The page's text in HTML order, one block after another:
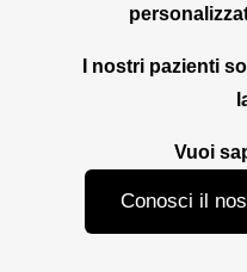
I nostri pazienti
Vuoi
Conosci il